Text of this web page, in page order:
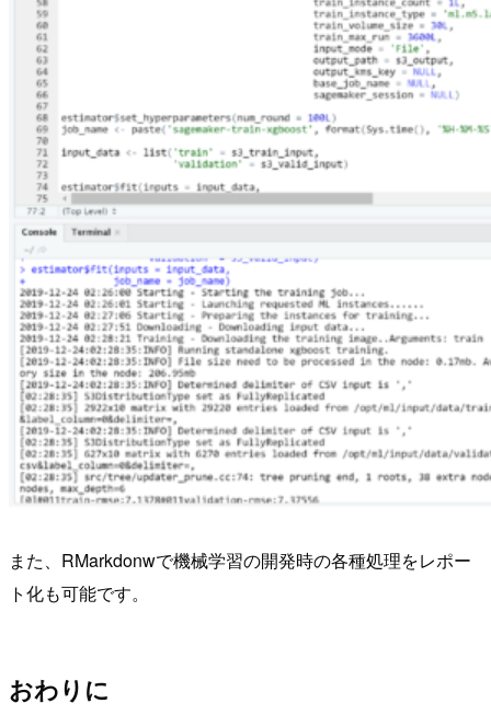
また、RMarkdonwで機械学習の開発時の各種処理をレポー
ト化も可能です。
おわりに